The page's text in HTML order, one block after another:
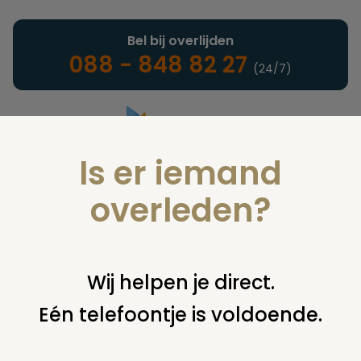
Landelijke uitvaartonderneming
Bel bij overlijden
088 - 848 82 27 (24/7)
U bent hier: home verzekeringen overige financiering uit
levensverzekering nog actief?
Is er iemand
overleden?
Wij helpen je direct.
Eén telefoontje is voldoende.